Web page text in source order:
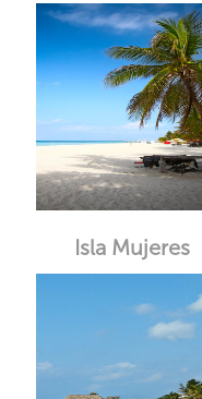
Isla Mujeres